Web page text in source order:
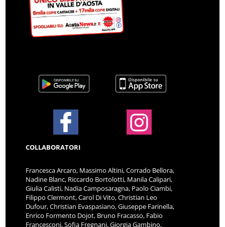
COLLABORATORI
Francesca Arcaro, Massimo Altini, Corrado Bellora,
Nadine Blanc, Riccardo Bortolotti, Manila Calipari,
Giulia Calisti, Nadia Camposaragna, Paolo Ciambi,
Filippo Clermont, Carol Di Vito, Christian Leo
Dufour, Christian Evaspasiano, Giuseppe Farinella,
Enrico Formento Dojot, Bruno Fracasso, Fabio
Francesconi, Sofia Fregnani, Giorgia Gambino,